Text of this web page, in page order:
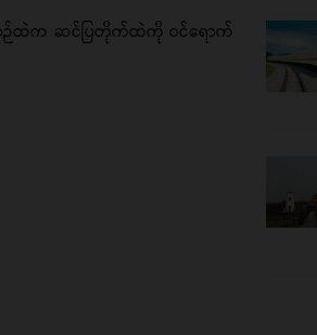
ျာဉ်ထဲက ဆင်ပြတိုက်ထဲကို ဝင်ရောက်